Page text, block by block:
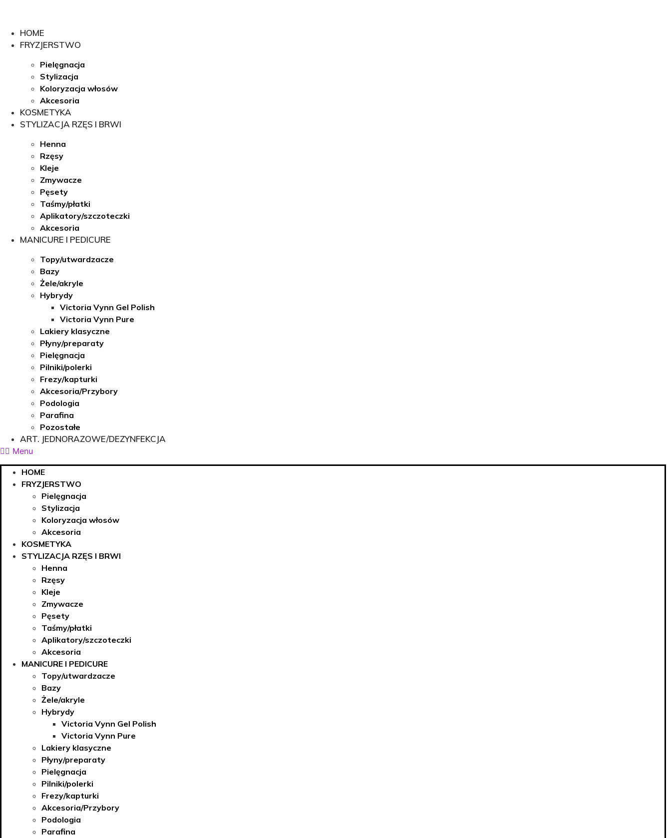
HOME
FRYZJERSTWO
Pielęgnacja
Stylizacja
Koloryzacja włosów
Akcesoria
KOSMETYKA
STYLIZACJA RZĘS I BRWI
Henna
Rzęsy
Kleje
Zmywacze
Pęsety
Taśmy/płatki
Aplikatory/szczoteczki
Akcesoria
MANICURE I PEDICURE
Topy/utwardzacze
Bazy
Żele/akryle
Hybrydy
Victoria Vynn Gel Polish
Victoria Vynn Pure
Lakiery klasyczne
Płyny/preparaty
Pielęgnacja
Pilniki/polerki
Frezy/kapturki
Akcesoria/Przybory
Podologia
Parafina
Pozostałe
ART. JEDNORAZOWE/DEZYNFEKCJA
Menu
HOME
FRYZJERSTWO
Pielęgnacja
Stylizacja
Koloryzacja włosów
Akcesoria
KOSMETYKA
STYLIZACJA RZĘS I BRWI
Henna
Rzęsy
Kleje
Zmywacze
Pęsety
Taśmy/płatki
Aplikatory/szczoteczki
Akcesoria
MANICURE I PEDICURE
Topy/utwardzacze
Bazy
Żele/akryle
Hybrydy
Victoria Vynn Gel Polish
Victoria Vynn Pure
Lakiery klasyczne
Płyny/preparaty
Pielęgnacja
Pilniki/polerki
Frezy/kapturki
Akcesoria/Przybory
Podologia
Parafina